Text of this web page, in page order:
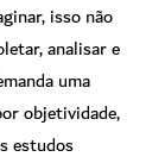
isso não
analisar e
uma
objetividade,
estudos